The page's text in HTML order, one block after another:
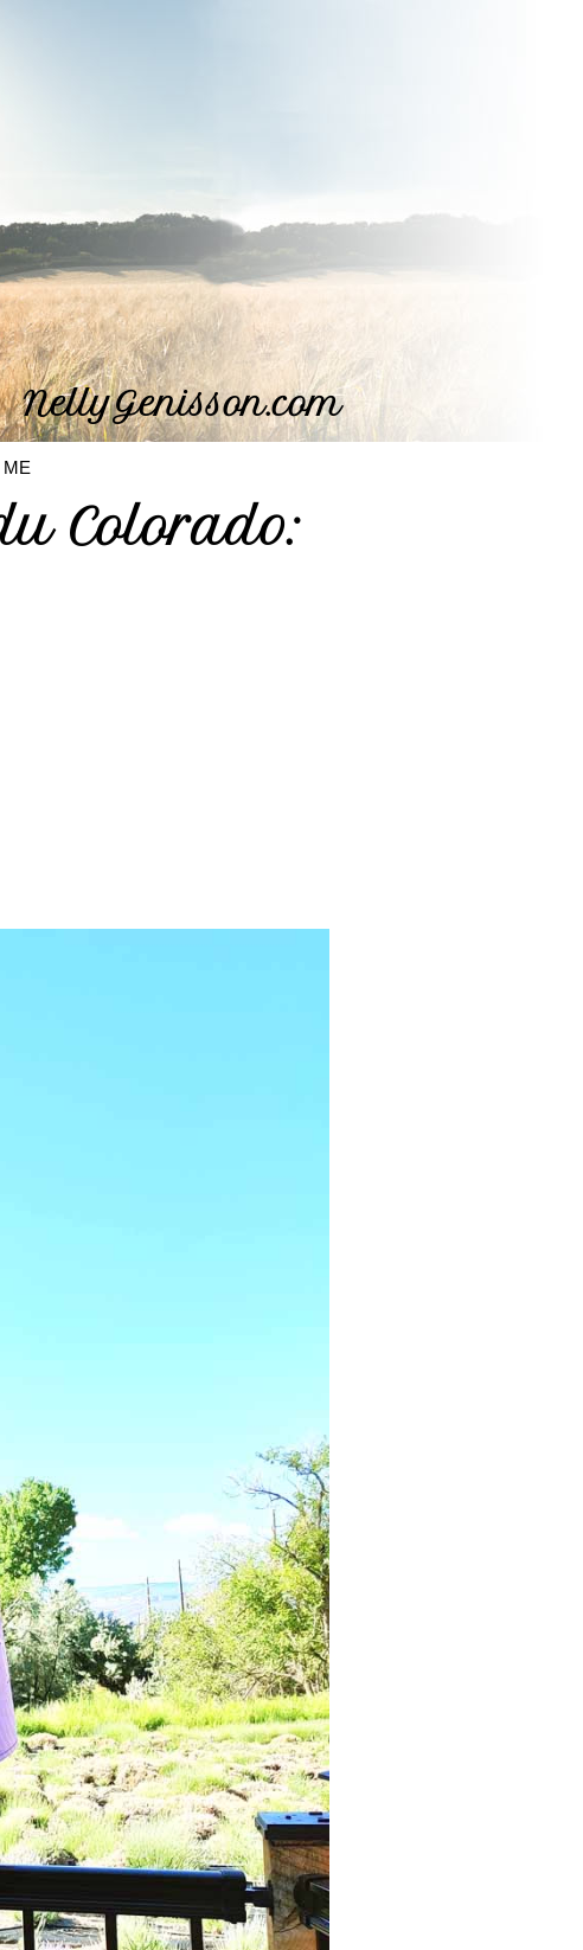
NellyGenisson.com
Colorado: